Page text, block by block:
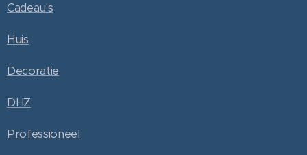
Cadeau's
Huis
Decoratie
DHZ
Professioneel